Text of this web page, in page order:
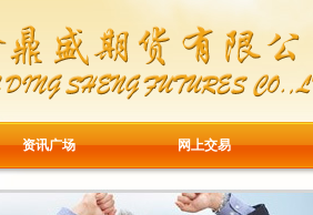
资讯广场 网上交易